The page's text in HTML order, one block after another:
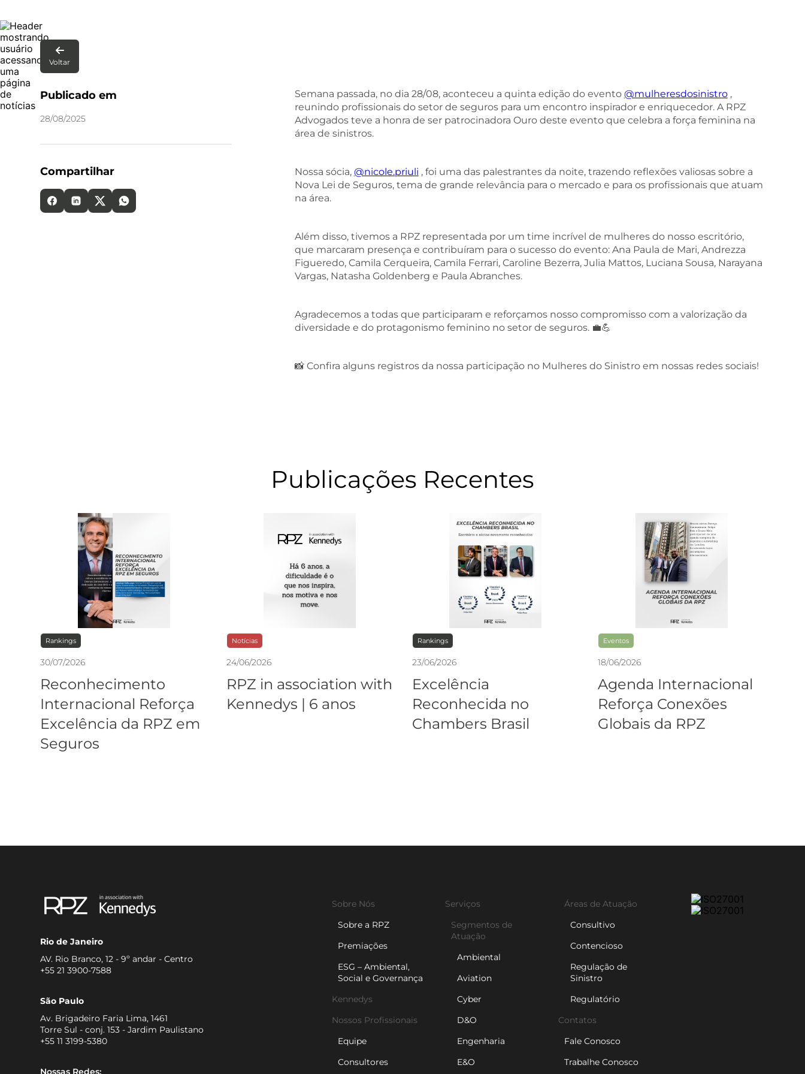

Voltar
Publicado em
28/08/2025
Compartilhar
Semana passada, no dia 28/08, aconteceu a quinta edição do evento @mulheresdosinistro,
reunindo profissionais do setor de seguros para um encontro inspirador e enriquecedor. A RPZ
Advogados teve a honra de ser patrocinadora Ouro deste evento que celebra a força feminina na
área de sinistros.
Nossa sócia, @nicole.priuli , foi uma das palestrantes da noite, trazendo reflexões valiosas sobre a
Nova Lei de Seguros, tema de grande relevância para o mercado e para os profissionais que atuam
na área.
Além disso, tivemos a RPZ representada por um time incrível de mulheres do nosso escritório,
que marcaram presença e contribuíram para o sucesso do evento: Ana Paula de Mari, Andrezza
Figueredo, Camila Cerqueira, Camila Ferrari, Caroline Bezerra, Julia Mattos, Luciana Sousa, Narayana
Vargas, Natasha Goldenberg e Paula Abranches.
Agradecemos a todas que participaram e reforçamos nosso compromisso com a valorização da
diversidade e do protagonismo feminino no setor de seguros. 💼💪
📸 Confira alguns registros da nossa participação no Mulheres do Sinistro em nossas redes sociais!
Publicações Recentes
Rankings
30/07/2026
Reconhecimento
Internacional Reforça
Excelência da RPZ em
Seguros
Notícias
24/06/2026
RPZ in association with
Kennedys | 6 anos
Rankings
23/06/2026
Excelência
Reconhecida no
Chambers Brasil
Eventos
18/06/2026
Agenda Internacional
Reforça Conexões
Globais da RPZ
Rio de Janeiro
AV. Rio Branco, 12 - 9º andar - Centro
+55 21 3900-7588
São Paulo
Av. Brigadeiro Faria Lima, 1461
Torre Sul - conj. 153 - Jardim Paulistano
+55 11 3199-5380
Nossas Redes:
Sobre Nós
Sobre a RPZ
Premiações
ESG – Ambiental,
Social e Governança
Kennedys
Nossos Profissionais
Equipe
Consultores
Serviços
Segmentos de
Atuação
Ambiental
Aviation
Cyber
D&O
Engenharia
E&O
Áreas de Atuação
Consultivo
Contencioso
Regulação de
Sinistro
Regulatório
Contatos
Fale Conosco
Trabalhe Conosco